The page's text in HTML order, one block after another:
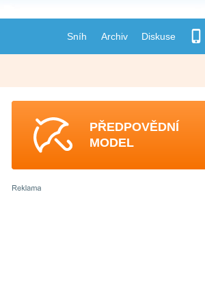
Sníh Archiv Diskuse
PŘEDPOVĚDNÍ
MODEL